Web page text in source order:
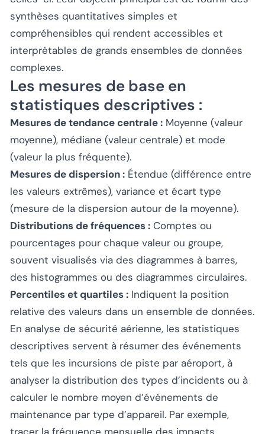
synthèses quantitatives simples et
compréhensibles qui rendent accessibles et
interprétables de grands ensembles de données
complexes.
Les mesures de base en
statistiques descriptives :
Mesures de tendance centrale : Moyenne (valeur
moyenne), médiane (valeur centrale) et mode
(valeur la plus fréquente).
Mesures de dispersion : Étendue (différence entre
les valeurs extrêmes), variance et écart type
(mesure de la dispersion autour de la moyenne).
Distributions de fréquences : Comptes ou
pourcentages pour chaque valeur ou groupe,
souvent visualisés via des diagrammes à barres,
des histogrammes ou des diagrammes circulaires.
Percentiles et quartiles : Indiquent la position
relative des valeurs dans un ensemble de données.
En analyse de sécurité aérienne, les statistiques
descriptives servent à résumer des événements
tels que les incursions de piste par aéroport, à
analyser la distribution des types d’incidents ou à
calculer le nombre moyen d’événements de
maintenance par type d’appareil. Par exemple,